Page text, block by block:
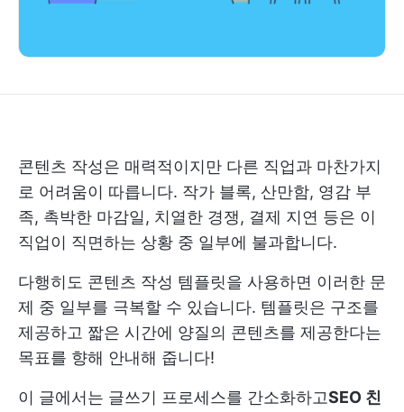
콘텐츠 작성은 매력적이지만 다른 직업과 마찬가지
로 어려움이 따릅니다. 작가 블록, 산만함, 영감 부
족, 촉박한 마감일, 치열한 경쟁, 결제 지연 등은 이
직업이 직면하는 상황 중 일부에 불과합니다.
다행히도 콘텐츠 작성 템플릿을 사용하면 이러한 문
제 중 일부를 극복할 수 있습니다. 템플릿은 구조를
제공하고 짧은 시간에 양질의 콘텐츠를 제공한다는
목표를 향해 안내해 줍니다!
이 글에서는 글쓰기 프로세스를 간소화하고SEO 친